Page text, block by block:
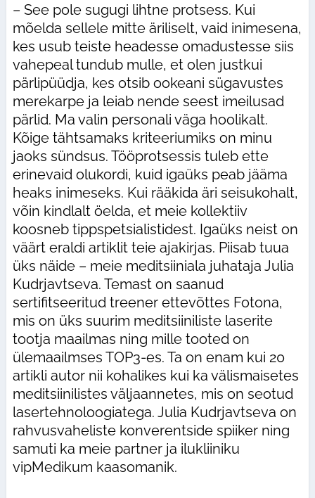
– See pole sugugi lihtne protsess. Kui
mõelda sellele mitte äriliselt, vaid inimesena,
kes usub teiste headesse omadustesse siis
vahepeal tundub mulle, et olen justkui
pärlipüüdja, kes otsib ookeani sügavustes
merekarpe ja leiab nende seest imeilusad
pärlid. Ma valin personali väga hoolikalt.
Kõige tähtsamaks kriteeriumiks on minu
jaoks sündsus. Tööprotsessis tuleb ette
erinevaid olukordi, kuid igaüks peab jääma
heaks inimeseks. Kui rääkida äri seisukohalt,
võin kindlalt öelda, et meie kollektiiv
koosneb tippspetsialistidest. Igaüks neist on
väärt eraldi artiklit teie ajakirjas. Piisab tuua
üks näide – meie meditsiiniala juhataja Julia
Kudrjavtseva. Temast on saanud
sertifitseeritud treener ettevõttes Fotona,
mis on üks suurim meditsiiniliste laserite
tootja maailmas ning mille tooted on
ülemaailmses TOP3-es. Ta on enam kui 20
artikli autor nii kohalikes kui ka välismaisetes
meditsiinilistes väljaannetes, mis on seotud
lasertehnoloogiatega. Julia Kudrjavtseva on
rahvusvaheliste konverentside spiiker ning
samuti ka meie partner ja ilukliiniku
vipMedikum kaasomanik.